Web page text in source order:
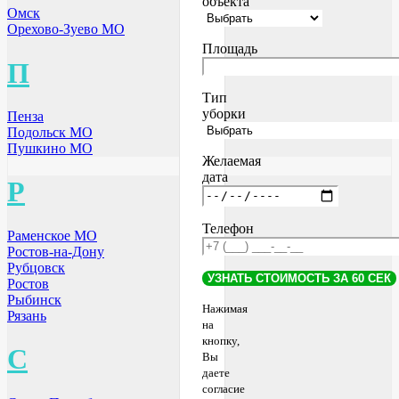
Омск
Орехово-Зуево МО
П
Пенза
Подольск МО
Пушкино МО
Р
Раменское МО
Ростов-на-Дону
Рубцовск
Ростов
Рыбинск
Рязань
С
Площадь
Тип
уборки
Желаемая
дата
Телефон
Нажимая
на
кнопку,
Вы
даете
согласие